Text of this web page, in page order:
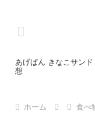
あげぱん きなこサン
想
ホーム 食べ